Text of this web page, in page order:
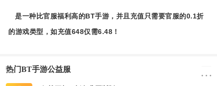
是一种比官服福利高的BT手游，并且充值只需要官服的0.1折
的游戏类型，如充值648仅需6.48！
热门BT手游公益服